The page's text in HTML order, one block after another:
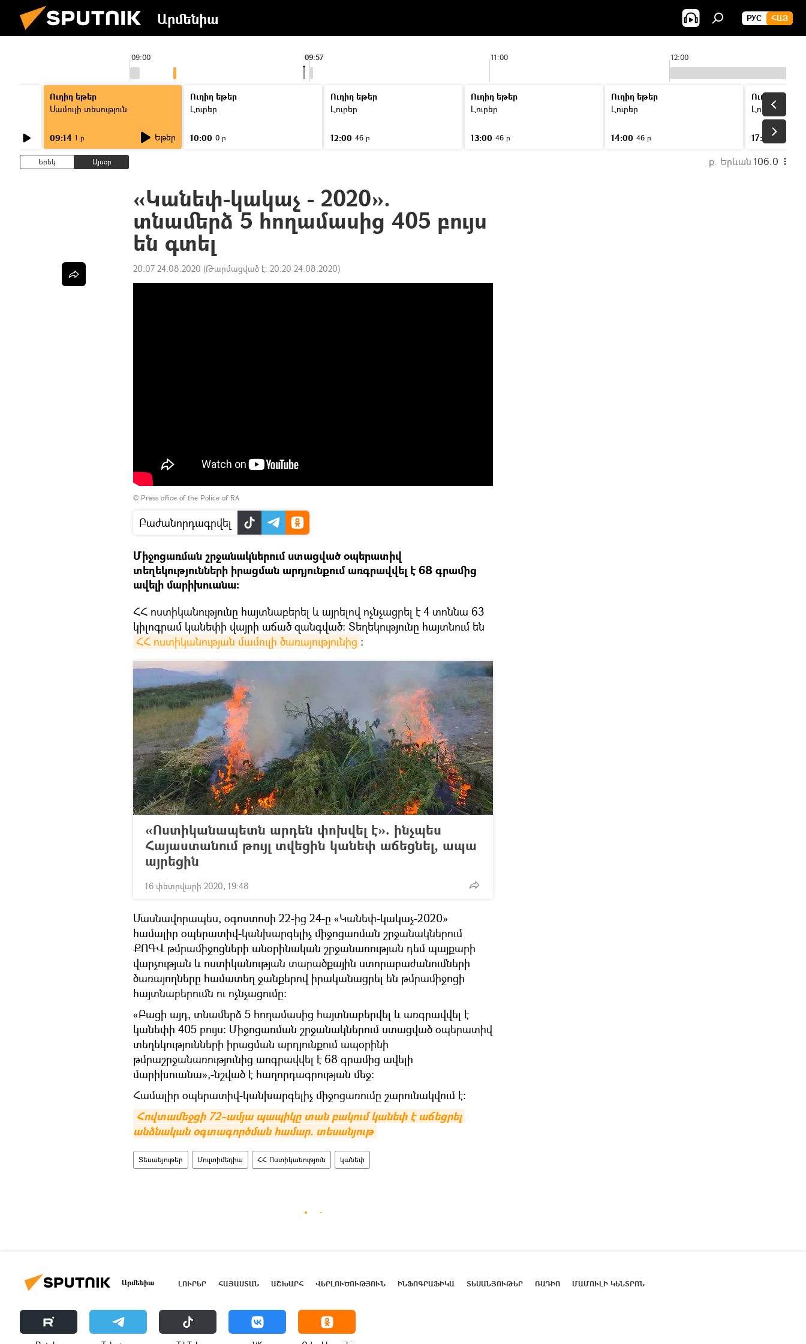
Արմենիա РУС ՀԱՅ
09:00 11:00 12:00
09:57
Ուղիղ եթեր
Մամուլի տեսություն
09:14 1 ր Եթեր
Ուղիղ եթեր
Լուրեր
10:00 0 ր
Ուղիղ եթեր
Լուրեր
12:00 46 ր
Ուղիղ եթեր
Լուրեր
13:00 46 ր
Ուղիղ եթեր
Լուրեր
14:00 46 ր
Ուղիղ եթեր
Լուրեր
17:00
Երեկ Այսօր ք. Երևան 106.0
«Կանեփ-կակաչ - 2020».
տնամերձ 5 հողամասից 405 բույս
են գտել
20:07 24.08.2020 (Թարմացված է: 20:20 24.08.2020)
© Press office of the Police of RA
Բաժանորդագրվել
Միջոցառման շրջանակներում ստացված օպերատիվ
տեղեկությունների իրացման արդյունքում առգրավվել է 68 գրամից
ավելի մարիխուանա։
ՀՀ ոստիկանությունը հայտնաբերել և այրելով ոչնչացրել է 4 տոննա 63
կիլոգրամ կանեփի վայրի աճած զանգված: Տեղեկությունը հայտնում են
ՀՀ ոստիկանության մամուլի ծառայությունից ։
«Ոստիկանապետն արդեն փոխվել է». ինչպես
Հայաստանում թույլ տվեցին կանեփ աճեցնել, ապա
այրեցին
16 փետրվարի 2020, 19:48
Մասնավորապես, օգոստոսի 22-ից 24-ը «Կանեփ-կակաչ-2020»
համալիր օպերատիվ-կանխարգելիչ միջոցառման շրջանակներում
ՔՈԳՎ թմրամիջոցների անօրինական շրջանառության դեմ պայքարի
վարչության և ոստիկանության տարածքային ստորաբաժանումների
ծառայողները համատեղ ջանքերով իրականացրել են թմրամիջոցի
հայտնաբերումն ու ոչնչացումը։
«Բացի այդ, տնամերձ 5 հողամասից հայտնաբերվել և առգրավվել է
կանեփի 405 բույս: Միջոցառման շրջանակներում ստացված օպերատիվ
տեղեկությունների իրացման արդյունքում ապօրինի
թմրաշրջանառությունից առգրավվել է 68 գրամից ավելի
մարիխուանա»,-նշված է հաղորդագրության մեջ։
Համալիր օպերատիվ-կանխարգելիչ միջոցառումը շարունակվում է:
Հովտամեջցի 72–ամյա պապիկը տան բակում կանեփ է աճեցրել
անձնական օգտագործման համար. տեսանյութ
Տեսանյութեր Մուլտիմեդիա ՀՀ Ոստիկանություն կանեփ
Արմենիա ԼՈՒՐԵՐ ՀԱՅԱՍՏԱՆ ԱՇԽԱՐՀ ՎԵՐԼՈՒԾՈՒԹՅՈՒՆ ԻՆՖՈԳՐԱՖԻԿԱ ՏԵՍԱՆՅՈՒԹԵՐ ՌԱԴԻՈ ՄԱՄՈՒԼԻ ԿԵՆՏՐՈՆ